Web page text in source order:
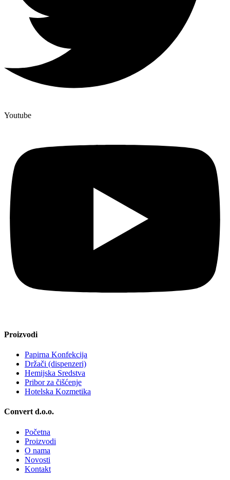
Youtube
Proizvodi
Papirna Konfekcija
Držači (dispenzeri)
Hemijska Sredstva
Pribor za čišćenje
Hotelska Kozmetika
Convert d.o.o.
Početna
Proizvodi
O nama
Novosti
Kontakt